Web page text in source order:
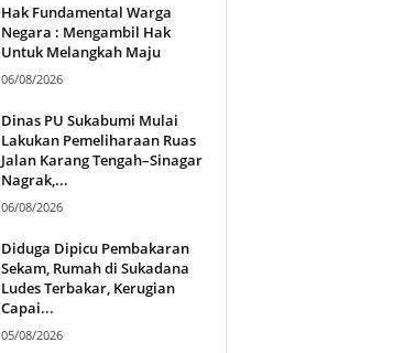
Hak Fundamental Warga
Negara : Mengambil Hak
Untuk Melangkah Maju
06/08/2026
Dinas PU Sukabumi Mulai
Lakukan Pemeliharaan Ruas
Jalan Karang Tengah–Sinagar
Nagrak,...
06/08/2026
Diduga Dipicu Pembakaran
Sekam, Rumah di Sukadana
Ludes Terbakar, Kerugian
Capai...
05/08/2026